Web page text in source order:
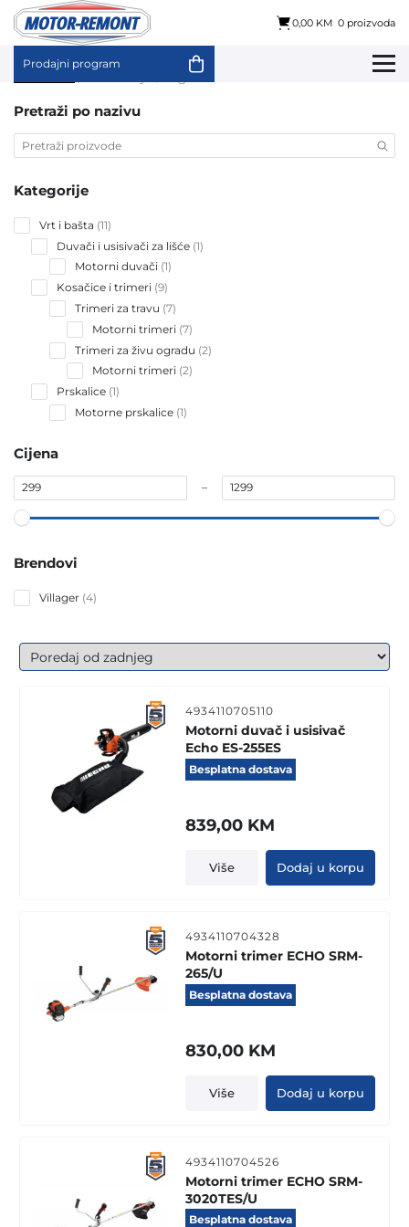
0,00 KM 0 proizvoda
Prodajni program
Početna / Garancije / 5 godina
Pretraži po nazivu
Kategorije
Vrt i bašta 1111
Duvači i usisivači za lišće 11
Motorni duvači 11
Kosačice i trimeri 99
products
Trimeri za travu 77
Motorni trimeri 77
Trimeri za živu ogradu 22
Motorni trimeri 22
Prskalice 11
product
Motorne prskalice 11
Cijena
–
Brendovi
Villager 44
4934110705110
Motorni duvač i usisivač
Echo ES-255ES
Besplatna dostava
839,00 KM
Više Dodaj u korpu
4934110704328
Motorni trimer ECHO SRM-
265/U
Besplatna dostava
830,00 KM
Više Dodaj u korpu
4934110704526
Motorni trimer ECHO SRM-
3020TES/U
Besplatna dostava